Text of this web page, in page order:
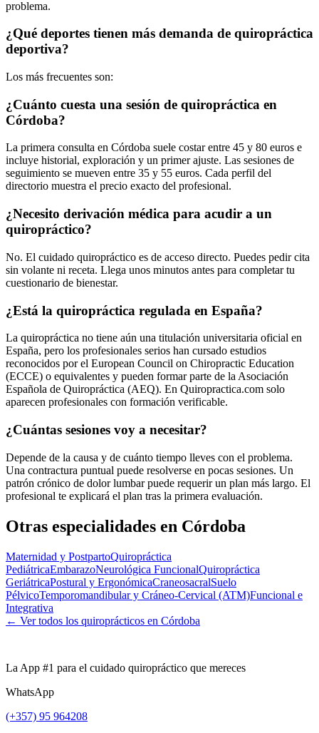
problema.
¿Qué deportes tienen más demanda de quiropráctica
deportiva?
Los más frecuentes son:
¿Cuánto cuesta una sesión de quiropráctica en
Córdoba?
La primera consulta en Córdoba suele costar entre 45 y 80 euros e
incluye historial, exploración y un primer ajuste. Las sesiones de
seguimiento se mueven entre 35 y 55 euros. Cada perfil del
directorio muestra el precio exacto del profesional.
¿Necesito derivación médica para acudir a un
quiropráctico?
No. El cuidado quiropráctico es de acceso directo. Puedes pedir cita
sin volante ni receta. Llega unos minutos antes para completar tu
cuestionario de bienestar.
¿Está la quiropráctica regulada en España?
La quiropráctica no tiene aún una titulación universitaria oficial en
España, pero los profesionales serios han cursado estudios
reconocidos por el European Council on Chiropractic Education
(ECCE) o equivalentes y pueden formar parte de la Asociación
Española de Quiropráctica (AEQ). En Quiropractica.com solo
aparecen profesionales con formación verificable.
¿Cuántas sesiones voy a necesitar?
Depende de la causa y de cuánto tiempo lleves con el problema.
Una contractura puntual puede resolverse en pocas sesiones. Un
patrón crónico de dolor lumbar puede requerir un plan más largo. El
profesional te explicará el plan tras la primera evaluación.
Otras especialidades en Córdoba
Maternidad y PostpartoQuiropráctica
PediátricaEmbarazoNeurológica FuncionalQuiropráctica
GeriátricaPostural y ErgonómicaCraneosacralSuelo
PélvicoTemporomandibular y Cráneo-Cervical (ATM)Funcional e
Integrativa
← Ver todos los quiroprácticos en Córdoba
La App #1 para el cuidado quiropráctico que mereces
WhatsApp
(+357) 95 964208